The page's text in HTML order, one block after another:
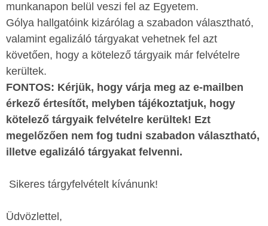
munkanapon belül veszi fel az Egyetem.
Gólya hallgatóink kizárólag a szabadon választható,
valamint egalizáló tárgyakat vehetnek fel azt
követően, hogy a kötelező tárgyaik már felvételre
kerültek.
FONTOS: Kérjük, hogy várja meg az e-mailben
érkező értesítőt, melyben tájékoztatjuk, hogy
kötelező tárgyaik felvételre kerültek! Ezt
megelőzően nem fog tudni szabadon választható,
illetve egalizáló tárgyakat felvenni.
Sikeres tárgyfelvételt kívánunk!
Üdvözlettel,